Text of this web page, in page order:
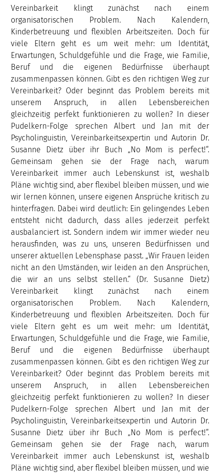
Vereinbarkeit klingt zunächst nach einem
organisatorischen Problem. Nach Kalendern,
Kinderbetreuung und flexiblen Arbeitszeiten. Doch für
viele Eltern geht es um weit mehr: um Identität,
Erwartungen, Schuldgefühle und die Frage, wie Familie,
Beruf und die eigenen Bedürfnisse überhaupt
zusammenpassen können. Gibt es den richtigen Weg zur
Vereinbarkeit? Oder beginnt das Problem bereits mit
unserem Anspruch, in allen Lebensbereichen
gleichzeitig perfekt funktionieren zu wollen? In dieser
Pudelkern-Folge sprechen Albert und Jan mit der
Psycholinguistin, Vereinbarkeitsexpertin und Autorin Dr.
Susanne Dietz über ihr Buch „No Mom is perfect!“.
Gemeinsam gehen sie der Frage nach, warum
Vereinbarkeit immer auch Lebenskunst ist, weshalb
Pläne wichtig sind, aber flexibel bleiben müssen, und wie
wir lernen können, unsere eigenen Ansprüche kritisch zu
hinterfragen. Dabei wird deutlich: Ein gelingendes Leben
entsteht nicht dadurch, dass alles jederzeit perfekt
ausbalanciert ist. Sondern indem wir immer wieder neu
herausfinden, was zu uns, unseren Bedürfnissen und
unserer aktuellen Lebensphase passt. „Wir Frauen leiden
nicht an den Umständen, wir leiden an den Ansprüchen,
die wir an uns selbst stellen.“ (Dr. Susanne Dietz)
Vereinbarkeit klingt zunächst nach einem
organisatorischen Problem. Nach Kalendern,
Kinderbetreuung und flexiblen Arbeitszeiten. Doch für
viele Eltern geht es um weit mehr: um Identität,
Erwartungen, Schuldgefühle und die Frage, wie Familie,
Beruf und die eigenen Bedürfnisse überhaupt
zusammenpassen können. Gibt es den richtigen Weg zur
Vereinbarkeit? Oder beginnt das Problem bereits mit
unserem Anspruch, in allen Lebensbereichen
gleichzeitig perfekt funktionieren zu wollen? In dieser
Pudelkern-Folge sprechen Albert und Jan mit der
Psycholinguistin, Vereinbarkeitsexpertin und Autorin Dr.
Susanne Dietz über ihr Buch „No Mom is perfect!“.
Gemeinsam gehen sie der Frage nach, warum
Vereinbarkeit immer auch Lebenskunst ist, weshalb
Pläne wichtig sind, aber flexibel bleiben müssen, und wie